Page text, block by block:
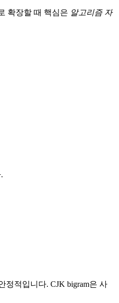
확장할 때 핵심은 알고리즘 자
정적입니다. CJK bigram은 사